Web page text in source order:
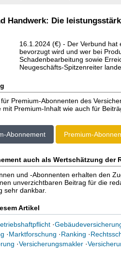
Handwerk: Die
16.1.2024 (€) - Der Verbund
bevorzugt wird und wer bei
Schadenbearbeitung sowie
Neugeschäfts-Spitzenreiter
Premium-Abonnenten des
Premium-Inhalt wie auch für
Abonnement Premium-
auch als Wertschätzung der
und -Abonnenten erhalten den
unverzichtbaren Beitrag für die
sehr dankbar.
Artikel
·
·Marktforschung ·Ranking ·
·Versicherungsmakler·